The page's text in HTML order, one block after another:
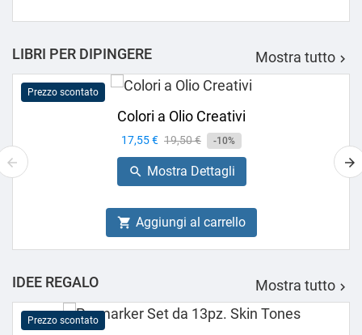
LIBRI PER DIPINGERE Mostra tutto 
Prezzo scontato
Colori a Olio Creativi
Prezzo
17,55 € Prezzo
base
19,50 € -10%
 Mostra Dettagli
 Aggiungi al carrello
IDEE REGALO Mostra tutto 
Prezzo scontato